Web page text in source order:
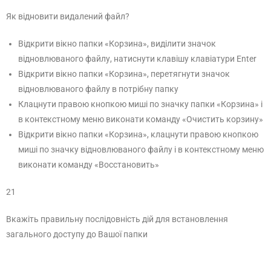
Як відновити видалений файл?
Відкрити вікно папки «Корзина», виділити значок
відновлюваного файлу, натиснути клавішу клавіатури Enter
Відкрити вікно папки «Корзина», перетягнути значок
відновлюваного файлу в потрібну папку
Клацнути правою кнопкою миші по значку папки «Корзина» і
в контекстному меню виконати команду «Очистить корзину»
Відкрити вікно папки «Корзина», клацнути правою кнопкою
миші по значку відновлюваного файлу і в контекстному меню
виконати команду «Восстановить»
21
Вкажіть правильну послідовність дій для встановлення
загального доступу до Вашої папки